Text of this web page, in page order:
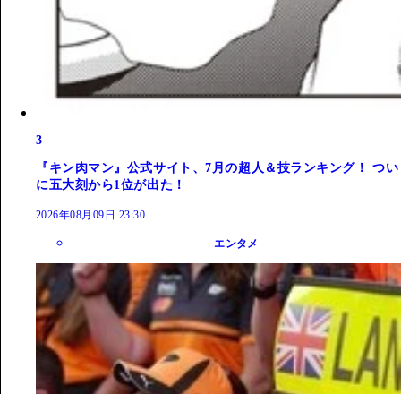
3
『キン肉マン』公式サイト、7月の超人＆技ランキング！ つい
に五大刻から1位が出た！
2026年08月09日 23:30
エンタメ